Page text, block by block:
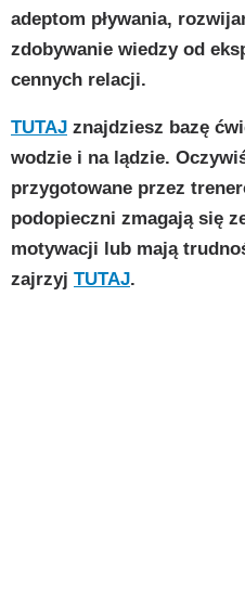
adeptom pływania,
zdobywanie wiedzy od
cennych relacji.
TUTAJ znajdziesz bazę
wodzie i na lądzie.
przygotowane przez
podopieczni zmagają się
motywacji lub mają
zajrzyj TUTAJ.